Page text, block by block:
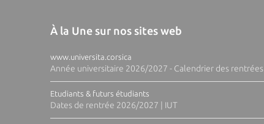
À la Une sur nos sites web
www.universita.corsica
Année universitaire 2026/2027 - Calendrier des rentrées
Etudiants & futurs étudiants
Dates de rentrée 2026/2027 | IUT